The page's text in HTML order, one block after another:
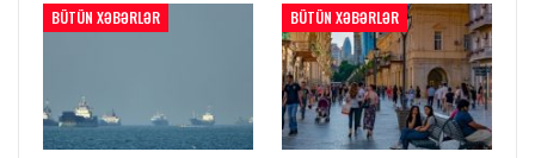
BÜTÜN XƏBƏRLƏR BÜTÜN XƏBƏRLƏR